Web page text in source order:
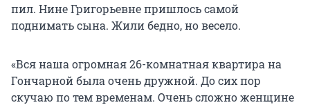
пил. Нине Григорьевне пришлось самой
поднимать сына. Жили бедно, но весело.
«Вся наша огромная 26-комнатная квартира на
Гончарной была очень дружной. До сих пор
скучаю по тем временам. Очень сложно женщине